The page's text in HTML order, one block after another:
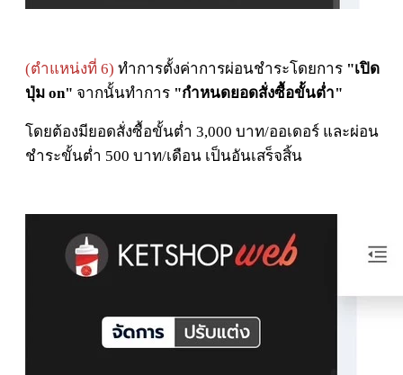
(ตำแหน่งที่ 6) ทำการตั้งค่าการผ่อนชำระโดยการ "เปิด
ปุ่ม on" จากนั้นทำการ "กำหนดยอดสั่งซื้อขั้นต่ำ"
โดยต้องมียอดสั่งซื้อขั้นต่ำ 3,000 บาท/ออเดอร์ และผ่อน
ชำระขั้นต่ำ 500 บาท/เดือน เป็นอันเสร็จสิ้น